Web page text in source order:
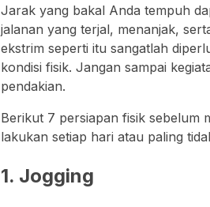
Jarak yang bakal Anda tempuh
jalanan yang terjal, menanjak,
ekstrim seperti itu sangatlah
kondisi fisik. Jangan sampai
pendakian.
Berikut 7 persiapan fisik sebelum
lakukan setiap hari atau paling
1. Jogging